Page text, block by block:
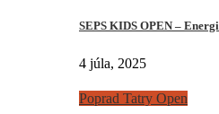
SEPS KIDS OPEN –
4 júla, 2025
Poprad Tatry Open